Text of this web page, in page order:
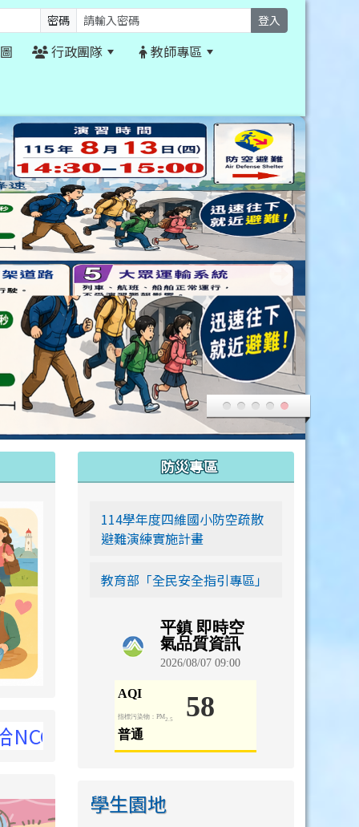
密碼 登入
行政團隊
教師專區
link to https://siwei-family.work-
防災專區
114學年度四維國小防空疏散
避難演練實施計畫
教育部「全民安全指引專區」
學生園地